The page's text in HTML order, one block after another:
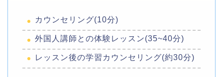
カウンセリング(10分)
外国人講師との体験レッスン(35~40分)
レッスン後の学習カウンセリング(約30分)